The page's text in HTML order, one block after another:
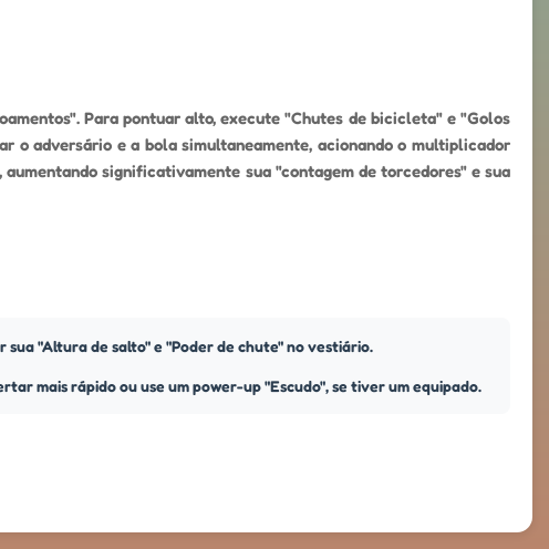
Para pontuar alto, execute "Chutes de bicicleta" e "Golos
o adversário e a bola simultaneamente, acionando o multiplicador
significativamente sua "contagem de torcedores" e sua
sua "Altura de salto" e "Poder de chute" no vestiário.
mais rápido ou use um power-up "Escudo", se tiver um equipado.